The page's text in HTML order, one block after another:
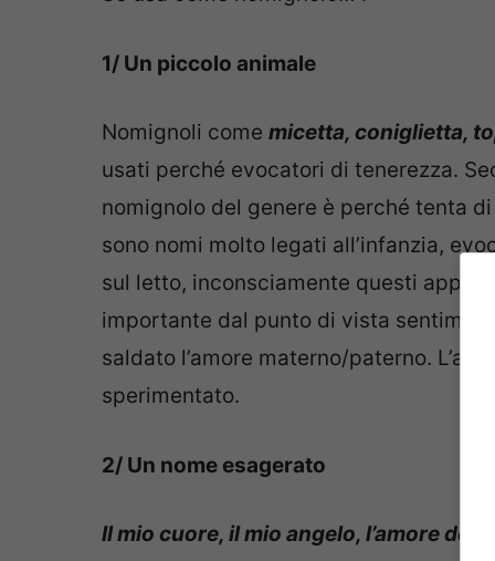
1/ Un piccolo animale
Nomignoli come micetta, coniglietta,
usati perché evocatori di tenerezza.
nomignolo del genere è perché tenta
sono nomi molto legati all’infanzia,
sul letto, inconsciamente questi
importante dal punto di vista
saldato l’amore materno/paterno.
sperimentato.
2/ Un nome esagerato
Il mio cuore, il mio angelo, l’amore della